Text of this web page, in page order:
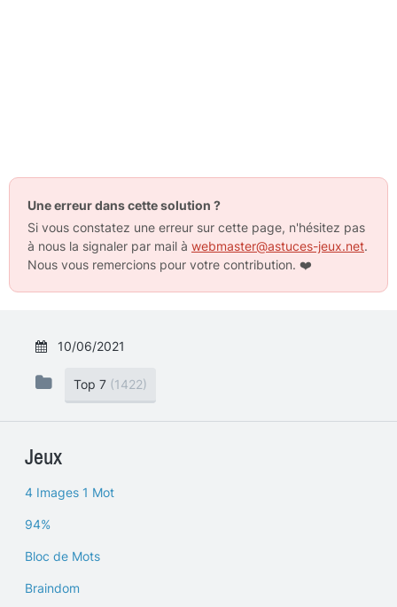
Une erreur dans cette solution ?
Si vous constatez une erreur sur cette page, n'hésitez pas
à nous la signaler par mail à webmaster@astuces-jeux.net.
Nous vous remercions pour votre contribution. ❤️
10/06/2021
Top 7 (1422)
Jeux
4 Images 1 Mot
94%
Bloc de Mots
Braindom